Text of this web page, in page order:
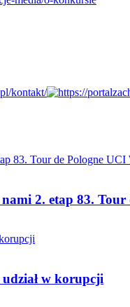
2. etap 83.
udział w korupcji